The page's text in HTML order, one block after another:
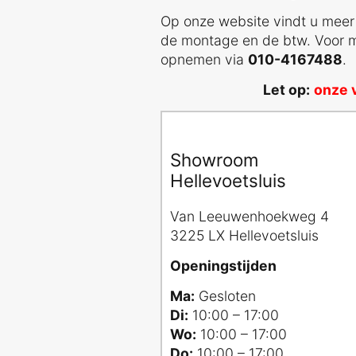
Op onze website vindt u
de montage en de btw. Voor
opnemen via 010-4167488.
Let op: onze
Showroom
Hellevoetsluis
Van Leeuwenhoekweg 4
3225 LX Hellevoetsluis
Openingstijden
Ma: Gesloten
Di: 10:00 – 17:00
Wo: 10:00 – 17:00